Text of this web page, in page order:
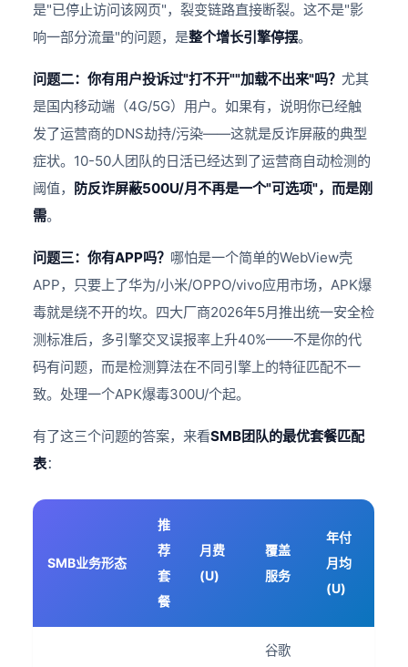
是"已停止访问该网页"，裂变链路直接断裂。这不是"影
响一部分流量"的问题，是整个增长引擎停摆。
问题二：你有用户投诉过"打不开""加载不出来"吗？尤其
是国内移动端（4G/5G）用户。如果有，说明你已经触
发了运营商的DNS劫持/污染——这就是反诈屏蔽的典型
症状。10-50人团队的日活已经达到了运营商自动检测的
阈值，
防反诈屏蔽500U/月不再是一个"可选项"，而是刚
需。
问题三：你有APP吗？ 哪怕是一个简单的WebView壳
APP，只要上了华为/小米/OPPO/vivo应用市场，APK爆
毒就是绕不开的坎。四大厂商2026年5月推出统一安全检
测标准后，多引擎交叉误报率上升40%——不是你的代
码有问题，而是检测算法在不同引擎上的特征匹配不一
致。处理一个APK爆毒300U/个起。
有了这三个问题的答案，来看SMB团队的最优套餐匹配
表：
SMB业务形态
推
荐
套
餐
月费
(U)
覆盖
服务
年付
月均
(U)
谷歌